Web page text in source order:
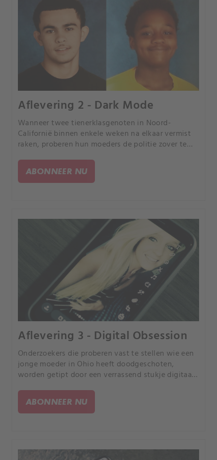
Aflevering 2 - Dark Mode
Wanneer twee tienerklasgenoten in Noord-
Californië binnen enkele weken na elkaar vermist
raken, proberen hun moeders de politie zover te
ABONNEER NU
Aflevering 3 - Digital Obsession
Onderzoekers die proberen vast te stellen wie een
jonge moeder in Ohio heeft doodgeschoten,
worden getipt door een verrassend stukje digitaal
verhaal van stalken en social media catfishing.
ABONNEER NU